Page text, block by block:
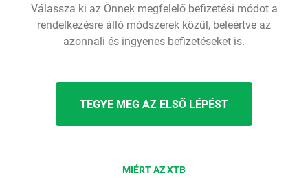
Válassza ki az Önnek megfelelő befizetési módot a
rendelkezésre álló módszerek közül, beleértve az
azonnali és ingyenes befizetéseket is.
TEGYE MEG AZ ELSŐ LÉPÉST
MIÉRT AZ XTB